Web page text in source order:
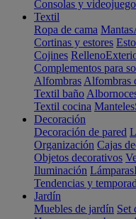
Consolas y
Textil
Ropa de cama Mantas
Cortinas y estores
Cojines Relleno
Complementos para
Alfombras Alfombras
Textil baño
Textil cocina Manteles
Decoración
Decoración de pared
Organización Cajas
Objetos decorativos
Iluminación Lámparas
Tendencias y
Jardín
Muebles de jardín Set